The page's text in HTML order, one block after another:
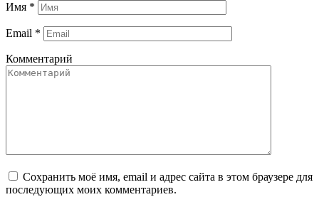
Имя *
Email *
Комментарий
Сохранить моё имя, email и адрес сайта в этом браузере для
последующих моих комментариев.